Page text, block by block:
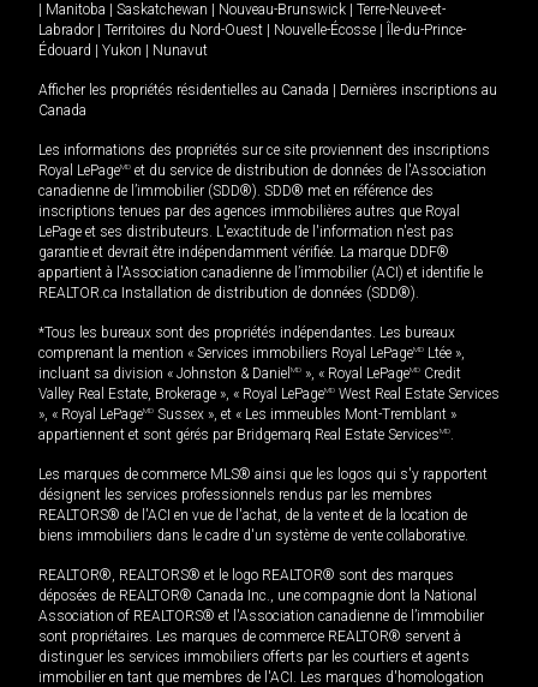
Manitoba Saskatchewan Nouveau-Brunswick
Terre-Neuve-et-
Labrador
Territoires du Nord-Ouest Nouvelle-Écosse
Île-du-Prince-
Édouard
Yukon Nunavut
Afficher les propriétés résidentielles au Canada
Dernières inscriptions au
Canada
Les informations des propriétés sur ce site proviennent des inscriptions
Royal LePageMD et du service de distribution de données de l'Association
canadienne de l’immobilier (SDD®). SDD® met en référence des
inscriptions tenues par des agences immobilières autres que Royal
LePage et ses distributeurs. L'exactitude de l'information n'est pas
garantie et devrait être indépendamment vérifiée. La marque DDF®
appartient à l'Association canadienne de l’immobilier (ACI) et identifie le
REALTOR.ca Installation de distribution de données (SDD®).
*Tous les bureaux sont des propriétés indépendantes. Les bureaux
comprenant la mention « Services immobiliers Royal LePageMD Ltée »,
incluant sa division « Johnston & Daniel MD », « Royal LePageMD Credit
Valley Real Estate, Brokerage », « Royal LePageMD West Real Estate Services
», « Royal LePageMD Sussex », et « Les immeubles Mont-Tremblant »
appartiennent et sont gérés par Bridgemarq Real Estate ServicesMD.
Les marques de commerce MLS® ainsi que les logos qui s'y rapportent
désignent les services professionnels rendus par les membres
REALTORS® de l'ACI en vue de l'achat, de la vente et de la location de
biens immobiliers dans le cadre d'un système de vente collaborative.
REALTOR®, REALTORS® et le logo REALTOR® sont des marques
déposées de REALTOR® Canada Inc., une compagnie dont la National
Association of REALTORS® et l'Association canadienne de l’immobilier
sont propriétaires. Les marques de commerce REALTOR® servent à
distinguer les services immobiliers offerts par les courtiers et agents
immobilier en tant que membres de l'ACI. Les marques d'homologation